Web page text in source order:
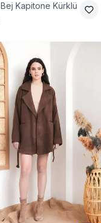
Bej Kapitone Kürklü